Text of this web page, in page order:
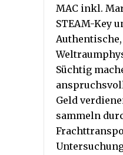
MAC inkl.
STEAM-Key
Süchtig
Geld
sammeln